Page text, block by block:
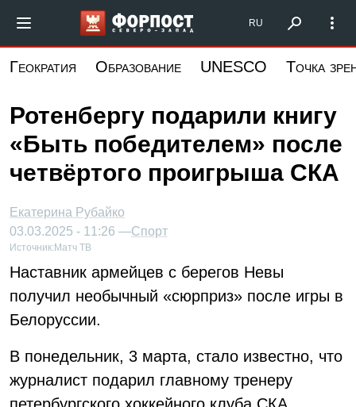
основному
Форпост Северо-Запад
RU
Геократия Образование UNESCO Точка
Ротенбергу подарили книгу
«Быть победителем» после
четвёртого проигрыша СКА
Екатерина Рубайко
03.03.2025 - 11:26 —Спорт
Источник: Матч ТВ
Наставник армейцев с берегов Невы
получил необычный «сюрприз» после игры в
Белоруссии.
В понедельник, 3 марта, стало известно, что
журналист подарил главному тренеру